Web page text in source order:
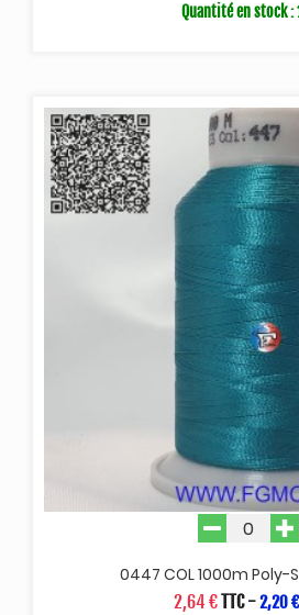
Quantité en stock :
0447 COL 1000m Poly-
2,64 €TTC-2,20